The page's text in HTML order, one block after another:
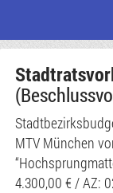
Seiteninhalt
MTV München
4.300,00 € / AZ: